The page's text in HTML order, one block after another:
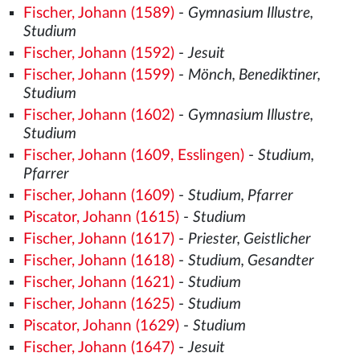
Fischer, Johann (1589)- Gymnasium Illustre,
Studium
Fischer, Johann (1592)- Jesuit
Fischer, Johann (1599)- Mönch, Benediktiner,
Studium
Fischer, Johann (1602)- Gymnasium Illustre,
Studium
Fischer, Johann (1609, Esslingen)- Studium,
Pfarrer
Fischer, Johann (1609)- Studium, Pfarrer
Piscator, Johann (1615)- Studium
Fischer, Johann (1617)- Priester, Geistlicher
Fischer, Johann (1618)- Studium, Gesandter
Fischer, Johann (1621)- Studium
Fischer, Johann (1625)- Studium
Piscator, Johann (1629)- Studium
Fischer, Johann (1647)-Jesuit